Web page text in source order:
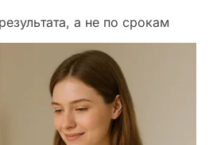
а не по срокам